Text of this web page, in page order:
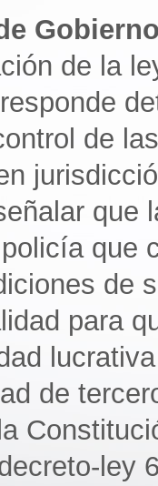
de la
de
que
que
de
para
de
ley